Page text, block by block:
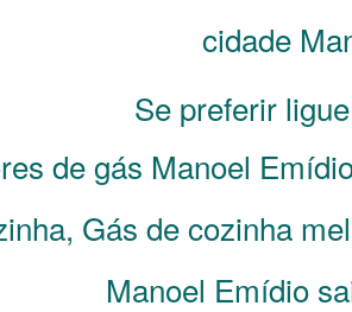
cidade
Se preferir
de gás Manoel
Gás de cozinha
Manoel Emídio